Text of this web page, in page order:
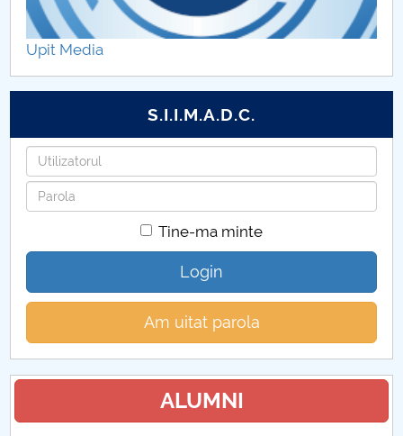
Upit Media
S.I.I.M.A.D.C.
Utilizatorul
Parola
Tine-ma minte
Login
Am uitat parola
ALUMNI